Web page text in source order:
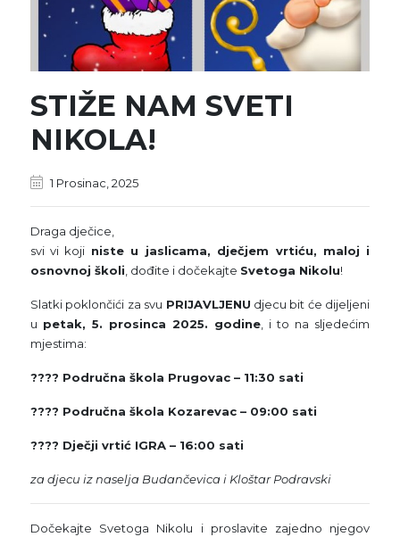
STIŽE NAM SVETI
NIKOLA!
1 Prosinac, 2025
Draga dječice,
svi vi koji niste u jaslicama, dječjem vrtiću, maloj i
osnovnoj školi , dođite i dočekajte Svetoga Nikolu!
Slatki poklončići za svu PRIJAVLJENU djecu bit će dijeljeni
u petak, 5. prosinca 2025. godine , i to na sljedećim
mjestima:
???? Područna škola Prugovac – 11:30 sati
???? Područna škola Kozarevac – 09:00 sati
???? Dječji vrtić IGRA – 16:00 sati
za djecu iz naselja Budančevica i Kloštar Podravski
Dočekajte Svetoga Nikolu i proslavite zajedno njegov